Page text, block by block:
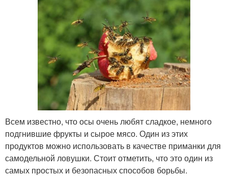
Всем известно, что осы очень любят сладкое, немного
подгнившие фрукты и сырое мясо. Один из этих
продуктов можно использовать в качестве приманки для
самодельной ловушки. Стоит отметить, что это один из
самых простых и безопасных способов борьбы.